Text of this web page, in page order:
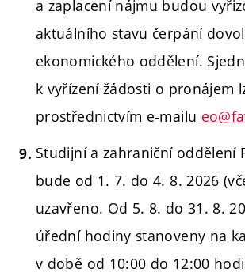
a zaplacení nájmu budou
aktuálního stavu čerpání
ekonomického oddělení.
k vyřízení žádosti o pronájem
prostřednictvím e-mailu
Studijní a zahraniční oddělení
bude od 1. 7. do 4. 8. 2026
uzavřeno. Od 5. 8. do 31. 8.
úřední hodiny stanoveny na
v době od 10:00 do 12:00